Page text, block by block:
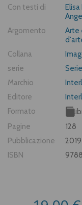
Con testi di
Elisa
Argomento
Arte
Collana
serie
Marchio
Editore
Formato
Pagine
128
Pubblicazione
2019
ISBN